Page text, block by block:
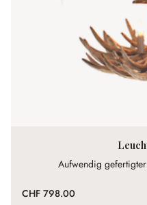
Aufwendig
CHF 798.00